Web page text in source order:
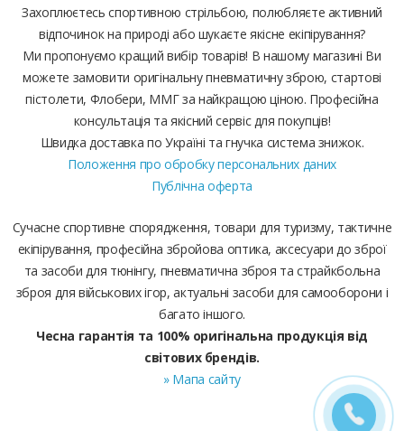
Захоплюєтесь спортивною стрільбою, полюбляєте активний
відпочинок на природі або шукаєте якісне екіпірування?
Ми пропонуємо кращий вибір товарів! В нашому магазині Ви
можете замовити оригінальну пневматичну зброю, стартові
пістолети, Флобери, ММГ за найкращою ціною. Професійна
консультація та якісний сервіс для покупців!
Швидка доставка по Україні та гнучка система знижок.
Положення про обробку персональних даних
Публічна оферта
Сучасне спортивне спорядження, товари для туризму, тактичне
екіпірування, професійна збройова оптика, аксесуари до зброї
та засоби для тюнінгу, пневматична зброя та страйкбольна
зброя для військових ігор, актуальні засоби для самооборони і
багато іншого.
Чесна гарантія та 100% оригінальна продукція від
світових брендів.
» Мапа сайту